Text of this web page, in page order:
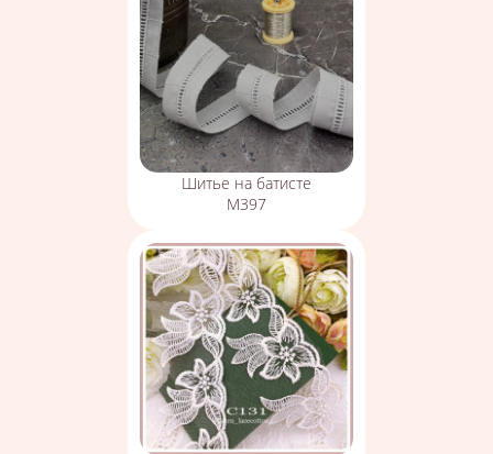
Шитье на батисте
М397